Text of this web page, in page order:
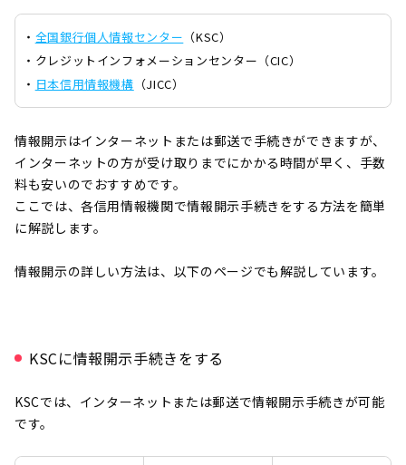
・ 全国銀行個人情報センター （KSC）
・クレジットインフォメーションセンター（CIC）
・ 日本信用情報機構 （JICC）
情報開示はインターネットまたは郵送で手続きができますが、
インターネットの方が受け取りまでにかかる時間が早く、手数
料も安いのでおすすめです。
ここでは、各信用情報機関で情報開示手続きをする方法を簡単
に解説します。
情報開示の詳しい方法は、以下のページでも解説しています。
KSCに情報開示手続きをする
KSCでは、インターネットまたは郵送で情報開示手続きが可能
です。